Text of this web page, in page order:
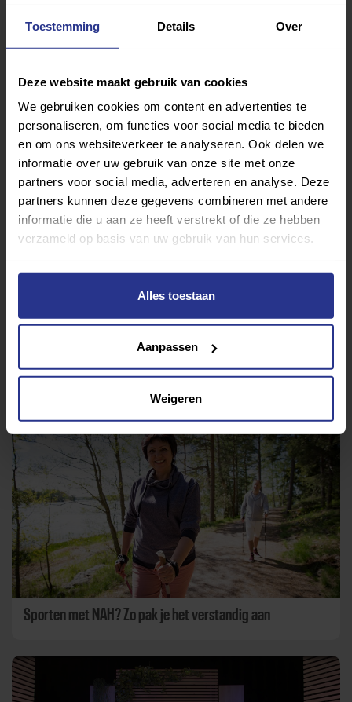
Toestemming Details Over
Deze website maakt gebruik van cookies
We gebruiken cookies om content en advertenties te
personaliseren, om functies voor social media te bieden
en om ons websiteverkeer te analyseren. Ook delen we
informatie over uw gebruik van onze site met onze
partners voor social media, adverteren en analyse. Deze
partners kunnen deze gegevens combineren met andere
informatie die u aan ze heeft verstrekt of die ze hebben
verzameld op basis van uw gebruik van hun services.
Alles toestaan
Aanpassen
Weigeren
Met meer dan 4250 sportclubs is er altijd een sport
Sport zoeken
Verder lezen over
Ervaringen Esports Gezondheid Inspiratie
Terug naar nieuwsoverzicht
Sporten met NAH? Zo pak je het verstandig aan